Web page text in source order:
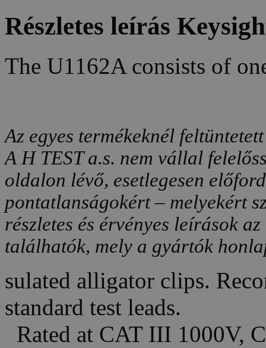
Részletes leírás
The U1162A consists of
Az egyes termékeknél
A H TEST a.s. nem vállal
oldalon lévő, esetlegesen
pontatlanságokért – melyekért
részletes és érvényes leírások
találhatók, mely a gyártók
sulated alligator clips.
standard test leads.
Rated at CAT III 1000V,